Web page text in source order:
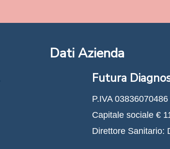
Dati Azienda
Futura
P.IVA
Capitale sociale €
Direttore Sanitario: